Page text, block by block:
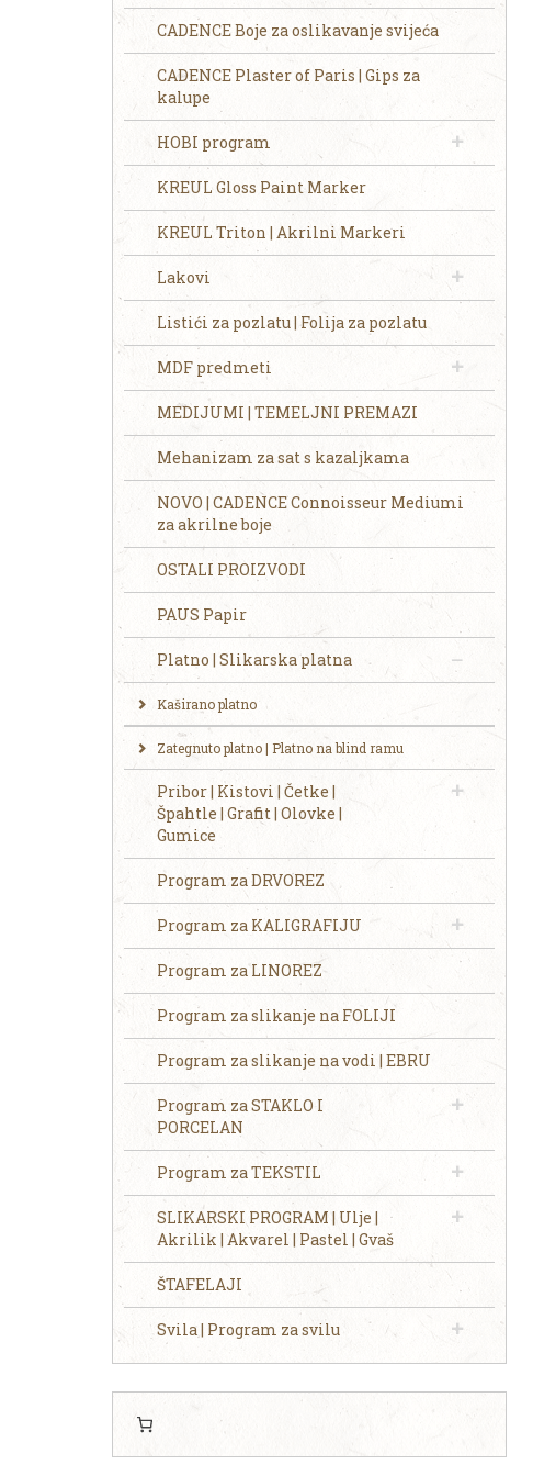
CADENCE Boje za oslikavanje svijeća
CADENCE Plaster of Paris | Gips za
kalupe
HOBI program
KREUL Gloss Paint Marker
KREUL Triton | Akrilni Markeri
Lakovi
Listići za pozlatu | Folija za pozlatu
MDF predmeti
MEDIJUMI | TEMELJNI PREMAZI
Mehanizam za sat s kazaljkama
NOVO | CADENCE Connoisseur Mediumi
za akrilne boje
OSTALI PROIZVODI
PAUS Papir
Platno | Slikarska platna
Kaširano platno
Zategnuto platno | Platno na blind ramu
Pribor | Kistovi | Četke |
Špahtle | Grafit | Olovke |
Gumice
Program za DRVOREZ
Program za KALIGRAFIJU
Program za LINOREZ
Program za slikanje na FOLIJI
Program za slikanje na vodi | EBRU
Program za STAKLO I
PORCELAN
Program za TEKSTIL
SLIKARSKI PROGRAM | Ulje |
Akrilik | Akvarel | Pastel | Gvaš
ŠTAFELAJI
Svila | Program za svilu